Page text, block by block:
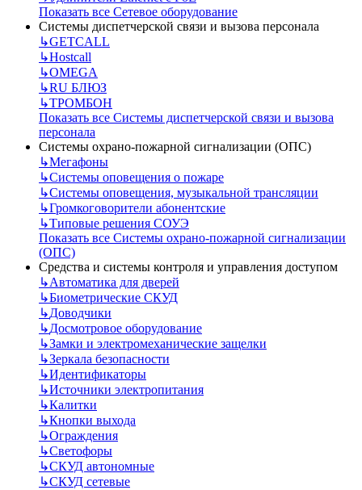
Показать все Сетевое оборудование
Системы диспетчерской связи и вызова персонала
↳GETCALL
↳Hostcall
↳OMEGA
↳RU БЛЮЗ
↳ТРОМБОН
Показать все Системы диспетчерской связи и вызова
персонала
Системы охрано-пожарной сигнализации (ОПС)
↳Мегафоны
↳Системы оповещения о пожаре
↳Системы оповещения, музыкальной трансляции
↳Громкоговорители абонентские
↳Типовые решения СОУЭ
Показать все Системы охрано-пожарной сигнализации
(ОПС)
Средства и системы контроля и управления доступом
↳Автоматика для дверей
↳Биометрические СКУД
↳Доводчики
↳Досмотровое оборудование
↳Замки и электромеханические защелки
↳Зеркала безопасности
↳Идентификаторы
↳Источники электропитания
↳Калитки
↳Кнопки выхода
↳Ограждения
↳Светофоры
↳СКУД автономные
↳СКУД сетевые